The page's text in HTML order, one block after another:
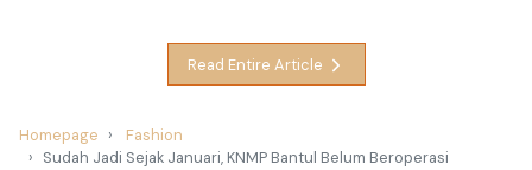
Read Entire Article
Homepage
Fashion
Sudah Jadi Sejak Januari, KNMP Bantul Belum Beroperasi